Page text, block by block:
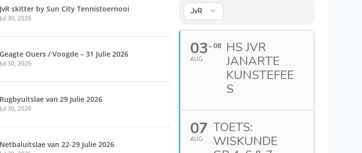
JvR skitter by Sun City Tennistoernooi
Jul 30, 2026
Geagte Ouers / Voogde – 31 Julie 2026
Jul 30, 2026
Rugbyuitslae van 29 Julie 2026
Jul 30, 2026
Netbaluitslae van 22-29 Julie 2026
JvR
03
AUG
08
HS JVR
JANARTE
KUNSTEFEE
S
07
AUG
TOETS:
WISKUNDE